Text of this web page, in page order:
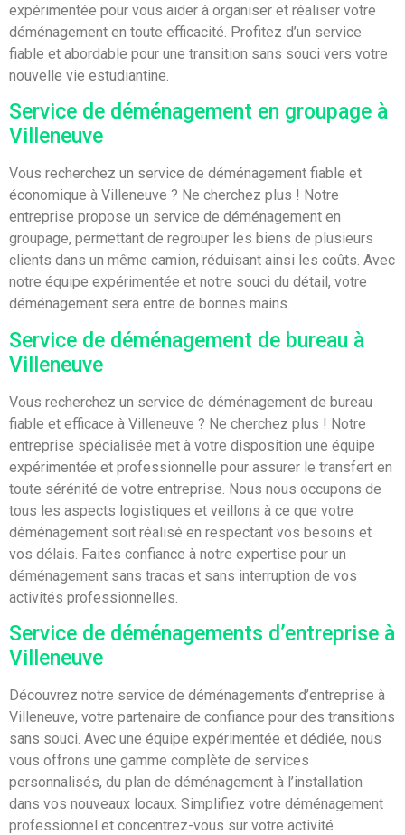
expérimentée pour vous aider à organiser et réaliser votre
déménagement en toute efficacité. Profitez d’un service
fiable et abordable pour une transition sans souci vers votre
nouvelle vie estudiantine.
Service de déménagement en groupage à
Villeneuve
Vous recherchez un service de déménagement fiable et
économique à Villeneuve ? Ne cherchez plus ! Notre
entreprise propose un service de déménagement en
groupage, permettant de regrouper les biens de plusieurs
clients dans un même camion, réduisant ainsi les coûts. Avec
notre équipe expérimentée et notre souci du détail, votre
déménagement sera entre de bonnes mains.
Service de déménagement de bureau à
Villeneuve
Vous recherchez un service de déménagement de bureau
fiable et efficace à Villeneuve ? Ne cherchez plus ! Notre
entreprise spécialisée met à votre disposition une équipe
expérimentée et professionnelle pour assurer le transfert en
toute sérénité de votre entreprise. Nous nous occupons de
tous les aspects logistiques et veillons à ce que votre
déménagement soit réalisé en respectant vos besoins et
vos délais. Faites confiance à notre expertise pour un
déménagement sans tracas et sans interruption de vos
activités professionnelles.
Service de déménagements d’entreprise à
Villeneuve
Découvrez notre service de déménagements d’entreprise à
Villeneuve, votre partenaire de confiance pour des transitions
sans souci. Avec une équipe expérimentée et dédiée, nous
vous offrons une gamme complète de services
personnalisés, du plan de déménagement à l’installation
dans vos nouveaux locaux. Simplifiez votre déménagement
professionnel et concentrez-vous sur votre activité